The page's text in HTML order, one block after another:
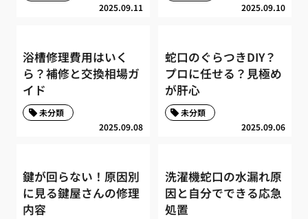
2025.09.11 2025.09.10
浴槽修理費用はいく
ら？補修と交換相場ガ
イド
2025.09.08
未分類
蛇口のぐらつきDIY？
プロに任せる？見極め
が肝心
2025.09.06
未分類
鍵が回らない！原因別
に見る鍵屋さんの修理
内容
洗濯機蛇口の水漏れ原
因と自分でできる応急
処置